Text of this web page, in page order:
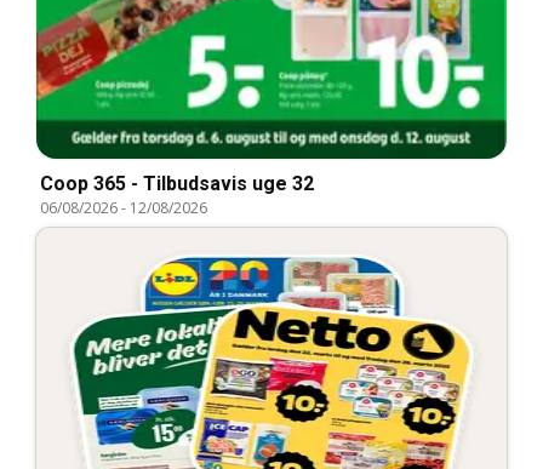
Coop 365 - Tilbudsavis uge 32
06/08/2026- 12/08/2026